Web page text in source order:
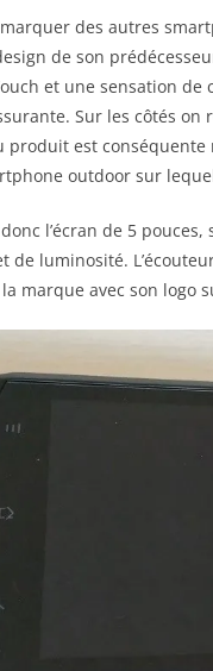
des autres
de son
et une sensation
Sur les côtés
produit est
outdoor sur
donc l’écran de 5
de luminosité.
marque avec son logo